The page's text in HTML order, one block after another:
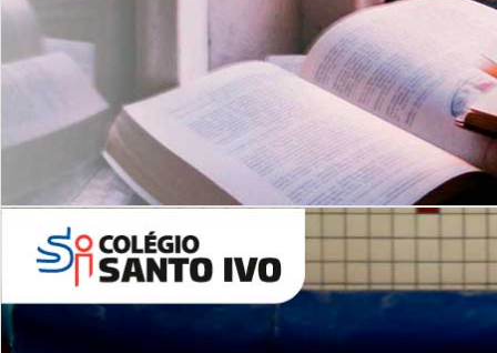
Leituras Literárias
6º AO 9º ANO FUNDAMENTAL
Inglês: Turmas Reduzidas
(Proficiência)
ALUNOS NOVOS
Entre em Contato